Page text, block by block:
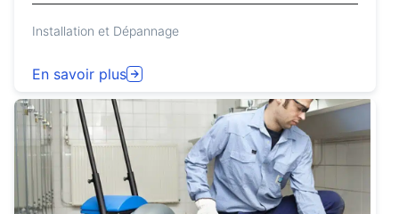
Installation et Dépannage
En savoir plus